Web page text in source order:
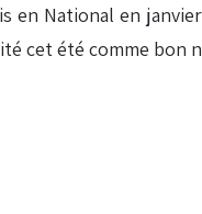
en National en
cet été comme bon